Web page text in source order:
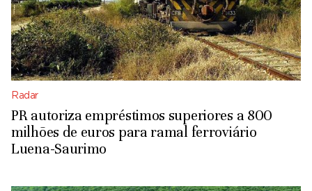
Radar
PR autoriza empréstimos superiores a 800
milhões de euros para ramal ferroviário
Luena-Saurimo